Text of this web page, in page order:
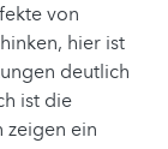
von
hier ist
deutlich
ist die
zeigen ein